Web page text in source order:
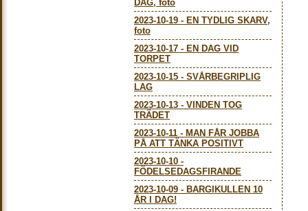
DAG, foto
2023-10-19 - EN TYDLIG SKARV,
foto
2023-10-17 - EN DAG VID
TORPET
2023-10-15 - SVÅRBEGRIPLIG
LAG
2023-10-13 - VINDEN TOG
TRÄDET
2023-10-11 - MAN FÅR JOBBA
PÅ ATT TÄNKA POSITIVT
2023-10-10 -
FÖDELSEDAGSFIRANDE
2023-10-09 - BARGIKULLEN 10
ÅR I DAG!